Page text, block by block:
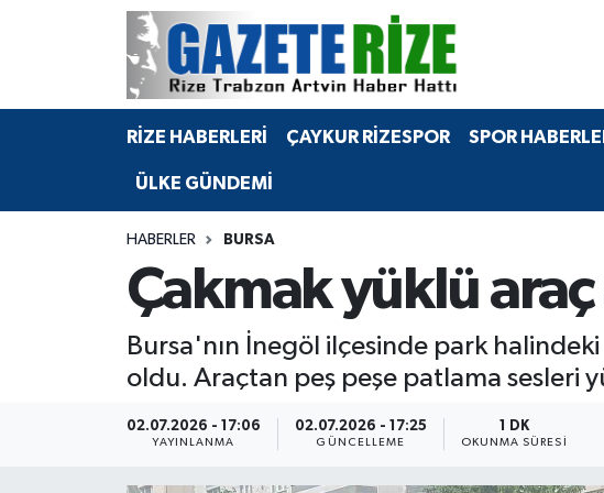
RİZE HABERLERİ ÇAYKUR RİZESPOR SPOR
ÜLKE GÜNDEMİ
HABERLER BURSA
Çakmak yüklü araç
Bursa'nın İnegöl ilçesinde park
oldu. Araçtan peş peşe patlama sesleri
02.07.2026 - 17:06
YAYINLANMA
02.07.2026 - 17:25
GÜNCELLEME
1 DK
OKUNMA SÜRESI
BÖLGEMİZ
Bilim Teknoloji
Advertising news
Merkez Nöbetçi Eczaneler
Merkez Hava Durumu
Merkez Trafik Yoğunluk Haritası
Tüm Manşetler
Son Dakika Haberleri
Haber Arşivi